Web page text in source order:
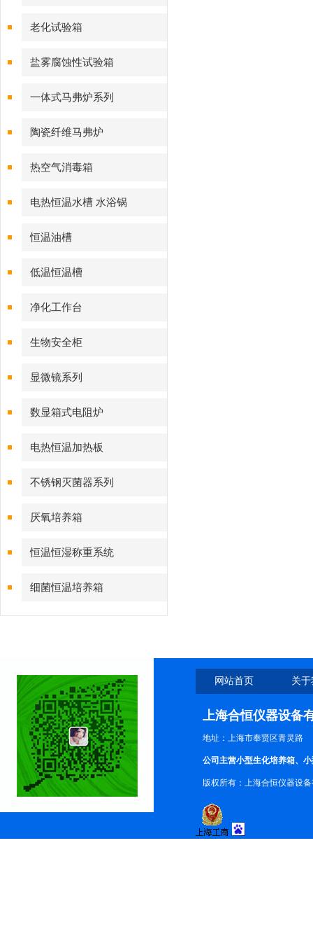
老化试验箱
盐雾腐蚀性试验箱
一体式马弗炉系列
陶瓷纤维马弗炉
热空气消毒箱
电热恒温水槽 水浴锅
恒温油槽
低温恒温槽
净化工作台
生物安全柜
显微镜系列
数显箱式电阻炉
电热恒温加热板
不锈钢灭菌器系列
厌氧培养箱
恒温恒湿称重系统
细菌恒温培养箱
网站首页 关
上海合恒仪器设备
地址：上海市奉贤区青灵路
公司主营小型生化培养箱、
版权所有：上海合恒仪器设